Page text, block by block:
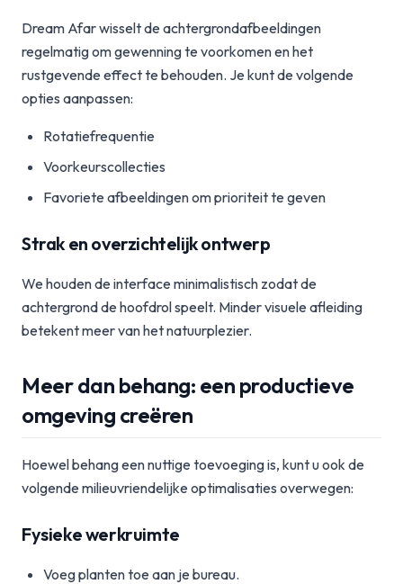
Dream Afar wisselt de achtergrondafbeeldingen
regelmatig om gewenning te voorkomen en het
rustgevende effect te behouden. Je kunt de volgende
opties aanpassen:
Rotatiefrequentie
Voorkeurscollecties
Favoriete afbeeldingen om prioriteit te geven
Strak en overzichtelijk ontwerp
We houden de interface minimalistisch zodat de
achtergrond de hoofdrol speelt. Minder visuele afleiding
betekent meer van het natuurplezier.
Meer dan behang: een productieve
omgeving creëren
Hoewel behang een nuttige toevoeging is, kunt u ook de
volgende milieuvriendelijke optimalisaties overwegen:
Fysieke werkruimte
Voeg planten toe aan je bureau.